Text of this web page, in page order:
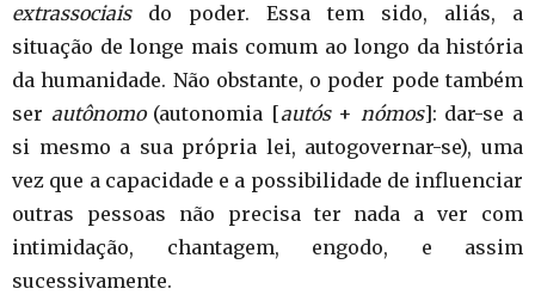
extrassociaisdo poder. Essa tem sido, aliás, a
situação de longe mais comum ao longo da história
da humanidade. Não obstante, o poder pode também
ser autônomo(autonomia [autós+ nómos]: dar-se a
si mesmo a sua própria lei, autogovernar-se), uma
vez que a capacidade e a possibilidade de influenciar
outras pessoas não precisa ter nada a ver com
intimidação, chantagem, engodo, e assim
sucessivamente.